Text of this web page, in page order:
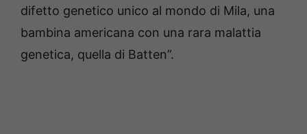
difetto genetico unico al mondo di Mila, una
bambina americana con una rara malattia
genetica, quella di Batten”.